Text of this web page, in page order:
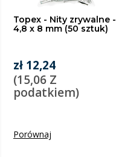
Topex - Nity zrywalne -
4,8 x 8 mm (50 sztuk)
zł 12,24
(15,06 Z
podatkiem)
Porównaj